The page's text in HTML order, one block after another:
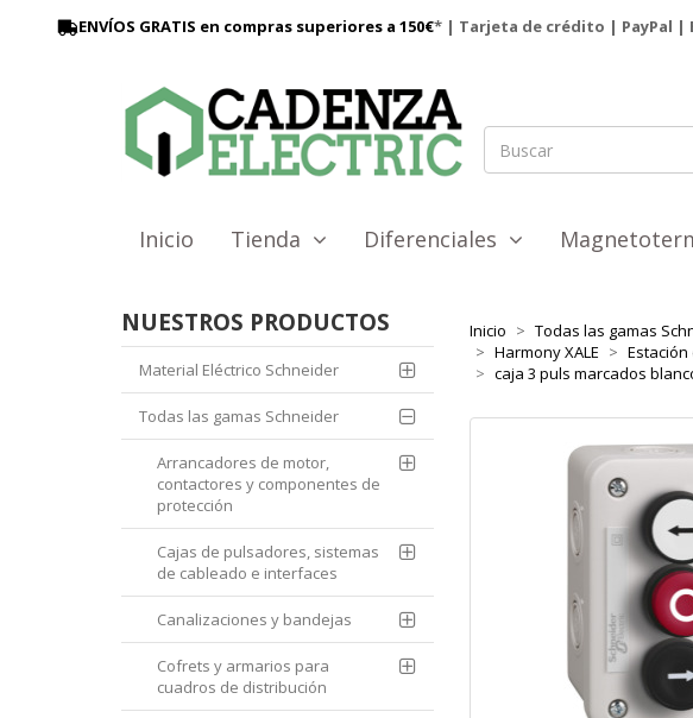
ENVÍOS GRATIS en compras superiores a 150€* | Tarjeta de crédito | PayPal |
Inicio Tienda Diferenciales
Inicio Todas las gamas
Harmony XALE
Estación
caja 3 puls marcados
NUESTROS PRODUCTOS
Material Eléctrico Schneider
Todas las gamas Schneider
Arrancadores de motor,
contactores y componentes de
protección
Cajas de pulsadores, sistemas
de cableado e interfaces
Canalizaciones y bandejas
Cofrets y armarios para
cuadros de distribución